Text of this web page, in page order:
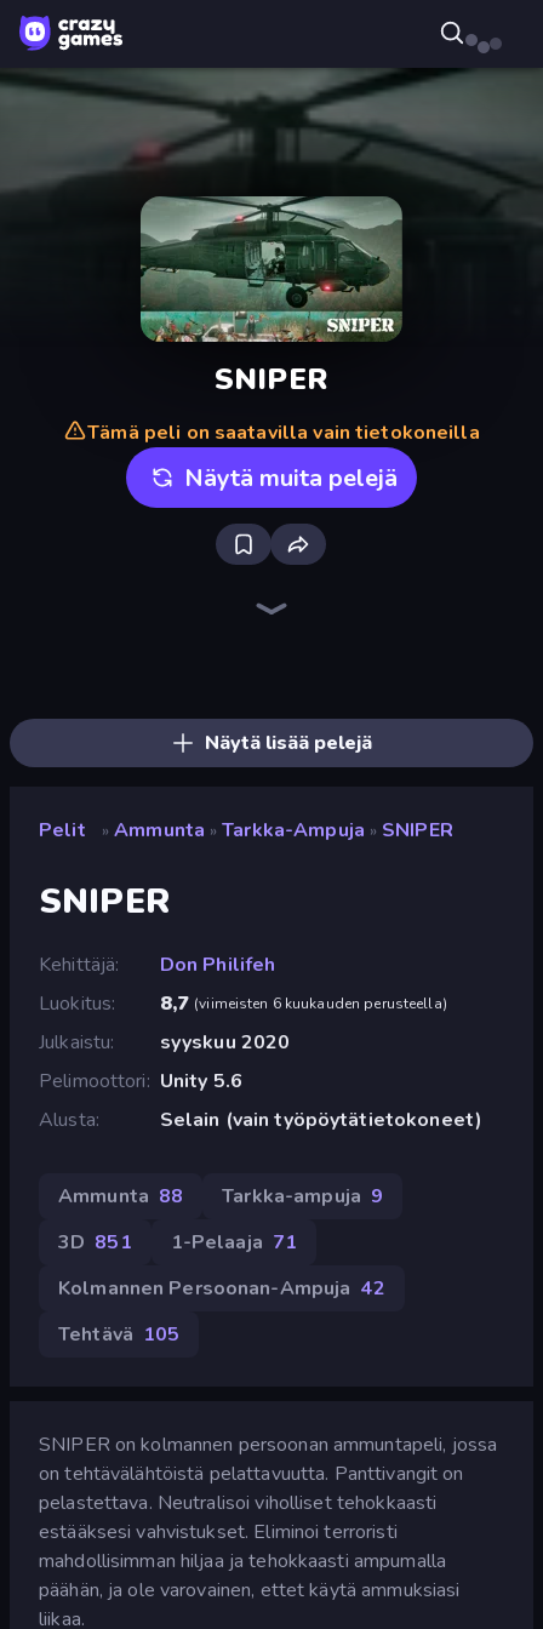
SNIPER
Tämä peli on saatavilla vain tietokoneilla
Näytä muita pelejä
Näytä lisää pelejä
Pelit » Ammunta » Tarkka-Ampuja » SNIPER
SNIPER
Kehittäjä
Don Philifeh
Luokitus
8,7 (viimeisten 6 kuukauden perusteella)
Julkaistu
syyskuu 2020
Pelimoottori
Unity 5.6
Alusta
Selain (vain työpöytätietokoneet)
Ammunta 88 Tarkka-ampuja 9
3D 851 1-Pelaaja 71
Kolmannen Persoonan-Ampuja 42
Tehtävä 105
SNIPER on kolmannen persoonan ammuntapeli, jossa
on tehtävälähtöistä pelattavuutta. Panttivangit on
pelastettava. Neutralisoi viholliset tehokkaasti
estääksesi vahvistukset. Eliminoi terroristi
mahdollisimman hiljaa ja tehokkaasti ampumalla
päähän, ja ole varovainen, ettet käytä ammuksiasi
liikaa.